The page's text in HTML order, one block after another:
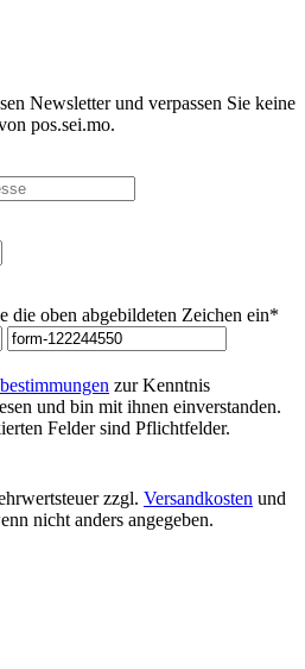
Newsletter und verpassen Sie keine
pos.sei.mo.
die oben abgebildeten Zeichen ein*
zur Kenntnis
und bin mit ihnen einverstanden.
Felder sind Pflichtfelder.
zzgl. Versandkosten und
nicht anders angegeben.